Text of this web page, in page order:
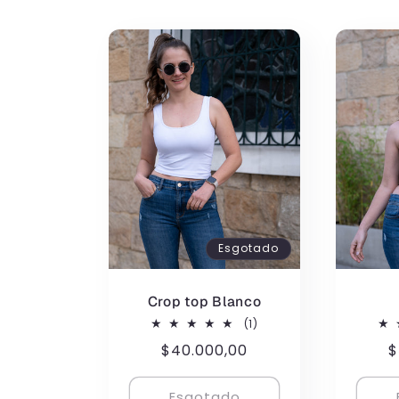
e
ç
ã
o
:
Esgotado
Crop top Blanco
(1)
Preço
normal
$40.000,00